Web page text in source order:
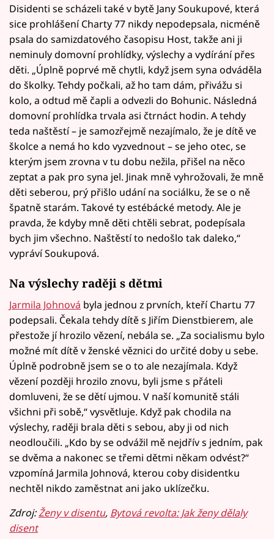
Disidenti se scházeli také v bytě Jany Soukupové, která
sice prohlášení Charty 77 nikdy nepodepsala, nicméně
psala do samizdatového časopisu Host, takže ani ji
neminuly domovní prohlídky, výslechy a vydírání přes
děti. „Úplně poprvé mě chytli, když jsem syna odváděla
do školky. Tehdy počkali, až ho tam dám, přivážu si
kolo, a odtud mě čapli a odvezli do Bohunic. Následná
domovní prohlídka trvala asi čtrnáct hodin. A tehdy
teda naštěstí – je samozřejmě nezajímalo, že je dítě ve
školce a nemá ho kdo vyzvednout – se jeho otec, se
kterým jsem zrovna v tu dobu nežila, přišel na něco
zeptat a pak pro syna jel. Jinak mně vyhrožovali, že mně
děti seberou, prý přišlo udání na sociálku, že se o ně
špatně starám. Takové ty estébácké metody. Ale je
pravda, že kdyby mně děti chtěli sebrat, podepísala
bych jim všechno. Naštěstí to nedošlo tak daleko,“
vypráví Soukupová.
Na výslechy raději s dětmi
Jarmila Johnová byla jednou z prvních, kteří Chartu 77
podepsali. Čekala tehdy dítě s Jiřím Dienstbierem, ale
přestože jí hrozilo vězení, nebála se. „Za socialismu bylo
možné mít dítě v ženské věznici do určité doby u sebe.
Úplně podrobně jsem se o to ale nezajímala. Když
vězení později hrozilo znovu, byli jsme s přáteli
domluveni, že se dětí ujmou. V naší komunitě stáli
všichni při sobě,“ vysvětluje. Když pak chodila na
výslechy, raději brala děti s sebou, aby ji od nich
neodloučili. „Kdo by se odvážil mě nejdřív s jedním, pak
se dvěma a nakonec se třemi dětmi někam odvést?“
vzpomíná Jarmila Johnová, kterou coby disidentku
nechtěl nikdo zaměstnat ani jako uklízečku.
Zdroj:Ženy v disentu, Bytová revolta: Jak ženy dělaly
disent